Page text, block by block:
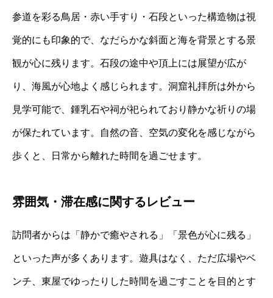
参道を彩る鳥居・赤い手すり・石段といった構造物は視
覚的にも印象的で、なだらかな斜面と海を背景とする景
観が心に残ります。石段の途中や頂上には展望が広が
り、海風が心地よく感じられます。洞窟礼拝所は外から
見学可能で、鍾乳石や祠が祀られており静かな祈りの場
が保たれています。自然の音、空気の変化を感じながら
歩くと、日常から離れた時間を過ごせます。
雰囲気・滞在感に関するレビュー
訪問者からは「静かで癒やされる」「景色が心に残る」
といった声が多くあります。遊具はなく、ただ広場やベ
ンチ、東屋でゆったりした時間を過ごすことを目的とす